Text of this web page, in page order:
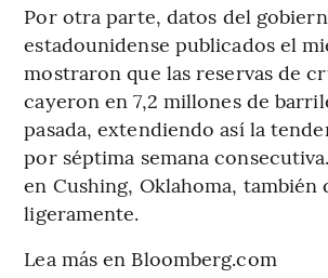
Por otra parte, datos del
estadounidense publicados el
mostraron que las reservas de
cayeron en 7,2 millones de
pasada, extendiendo así la
por séptima semana
en Cushing, Oklahoma, también
ligeramente.
Lea más en Bloomberg.com